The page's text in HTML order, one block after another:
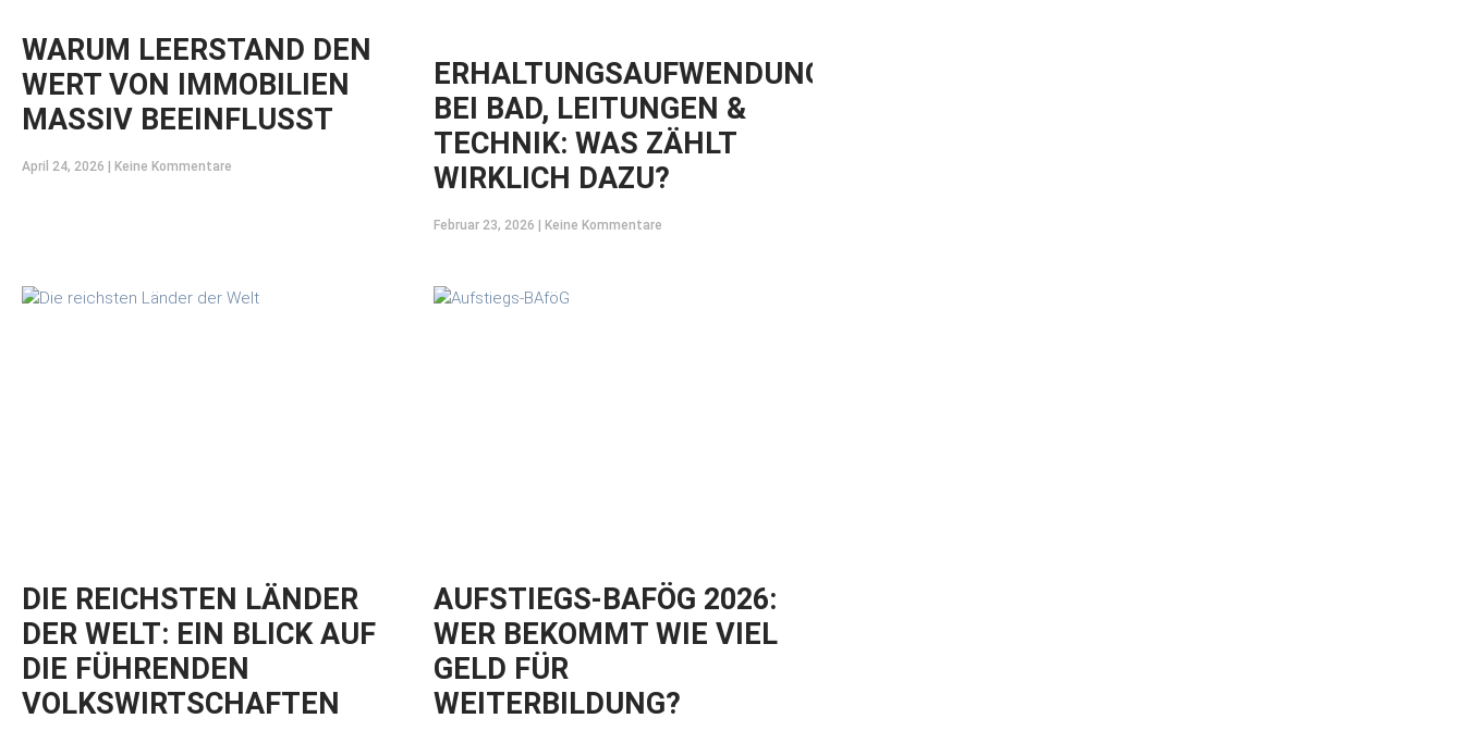
WARUM LEERSTAND DEN
WERT VON IMMOBILIEN
MASSIV BEEINFLUSST
April 24, 2026 Keine Kommentare
ERHALTUNGSAUFWENDUNGEN
BEI BAD, LEITUNGEN &
TECHNIK: WAS ZÄHLT
WIRKLICH DAZU?
Februar 23, 2026 Keine Kommentare
DIE REICHSTEN LÄNDER
DER WELT: EIN BLICK AUF
DIE FÜHRENDEN
VOLKSWIRTSCHAFTEN
AUFSTIEGS-BAFÖG 2026:
WER BEKOMMT WIE VIEL
GELD FÜR
WEITERBILDUNG?